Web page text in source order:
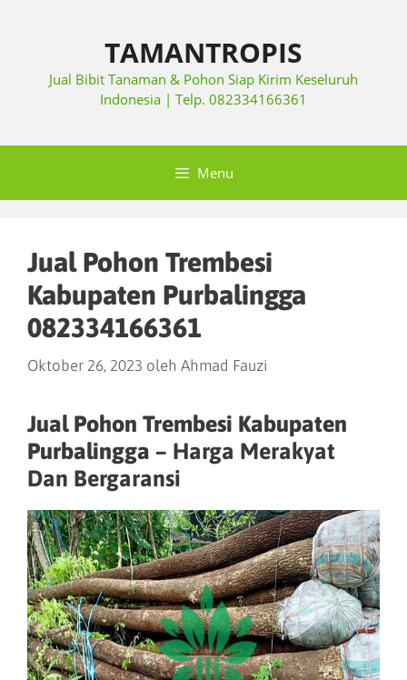
TAMANTROPIS
Jual Bibit Tanaman & Pohon Siap Kirim Keseluruh
Indonesia | Telp. 082334166361
Menu
Jual Pohon Trembesi
Kabupaten Purbalingga
082334166361
Oktober 26, 2023 oleh Ahmad Fauzi
Jual Pohon Trembesi Kabupaten
Purbalingga – Harga Merakyat
Dan Bergaransi